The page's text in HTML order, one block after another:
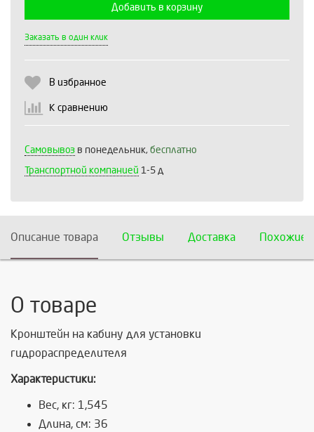
Добавить в корзину
Заказать в один клик
В избранное
К сравнению
Самовывоз в понедельник, бесплатно
Транспортной компанией 1-5 д
Описание товара Отзывы Доставка Похожие
О товаре
Кронштейн на кабину для установки
гидрораспределителя
Характеристики:
Вес, кг: 1,545
Длина, см: 36